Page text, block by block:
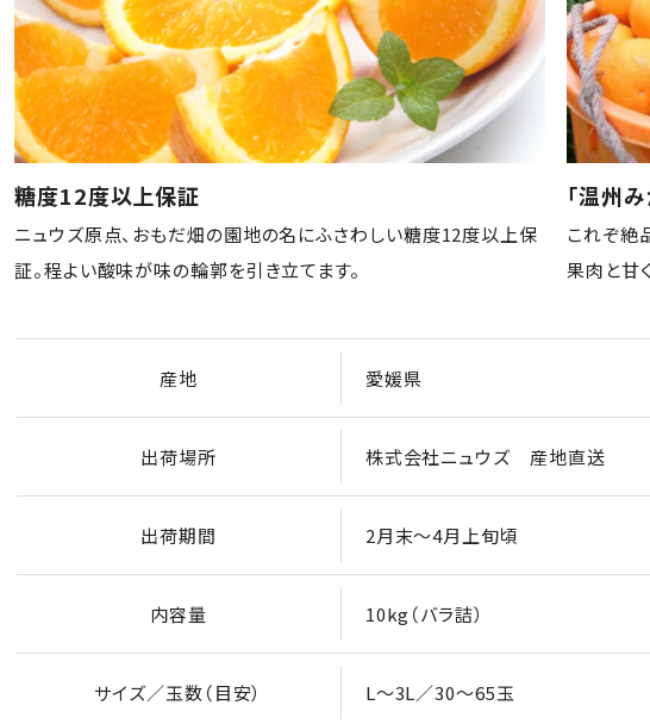
糖度12度以上保証
ニュウズ原点、おもだ畑の園地の名にふさわしい糖度12度以上保
証。程よい酸味が味の輪郭を引き立てます。
「温州
これぞ絶
果肉と甘
産地 愛媛県
出荷場所 株式会社ニュウズ 産地直送
出荷期間 2月末～4月上旬頃
内容量 10kg（バラ詰）
サイズ／玉数（目安） L～3L／30～65玉